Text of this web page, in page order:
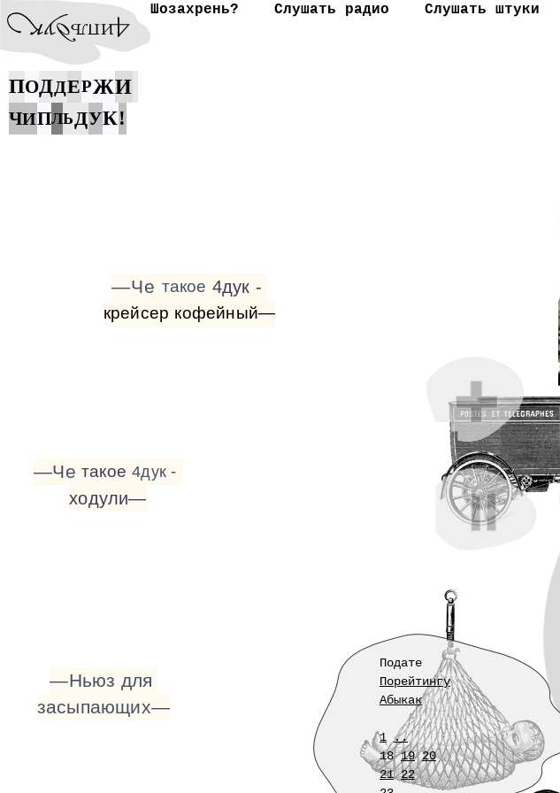
Шозахрень? Слушать радио Слушать штуки
ПОДДЕРЖИ
ЧИПЛЬДУК!
Подате
Порейтингу
Абыкак
1 ..
18 19 20
21 22
—Че такое 4дук -
ходули—
—Че такое 4дук -
крейсер кофейный—
—Ньюз для
засыпающих—